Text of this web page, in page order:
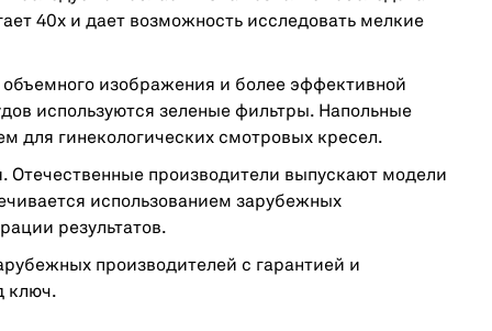
40х и дает возможность исследовать мелкие
изображения и более эффективной
используются зеленые фильтры. Напольные
для гинекологических смотровых кресел.
Отечественные производители выпускают модели
использованием зарубежных
результатов.
производителей с гарантией и
ключ.